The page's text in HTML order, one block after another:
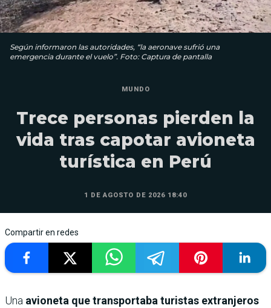
Según informaron las autoridades, “la aeronave sufrió una
emergencia durante el vuelo”. Foto: Captura de pantalla
MUNDO
Trece personas pierden la
vida tras capotar avioneta
turística en Perú
1 DE AGOSTO DE 2026 18:40
Compartir en redes
Una avioneta que transportaba turistas extranjeros